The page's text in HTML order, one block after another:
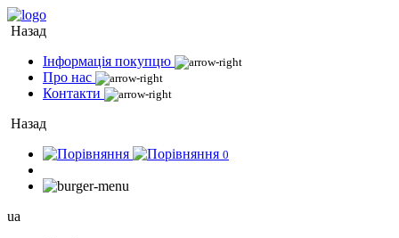
Назад
Інформація покупцю
Про нас
Контакти
Назад
0
ua